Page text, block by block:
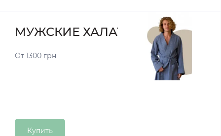
МУЖСКИЕ ХАЛАТЫ
От 1300 грн
Купить